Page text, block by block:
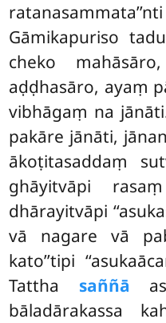
Gāmikapuriso
cheko
aḍḍhasāro, ayaṃ
vibhāgaṃ na
pakāre jānāti,
ākoṭitasaddaṃ
ghāyitvāpi
dhārayitvāpi
vā nagare vā
kato’’tipi
Tattha saññā
bāladārakassa